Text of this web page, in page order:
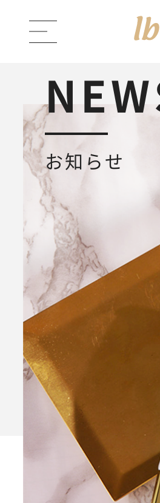
ABOUT Ibiza
PRODUCTS 商
Ibiza
Ibiza
Ibiza Soap
Ibiza
Ibiza Body
Ibiza Hair
薬用イビサヘア
お知らせ